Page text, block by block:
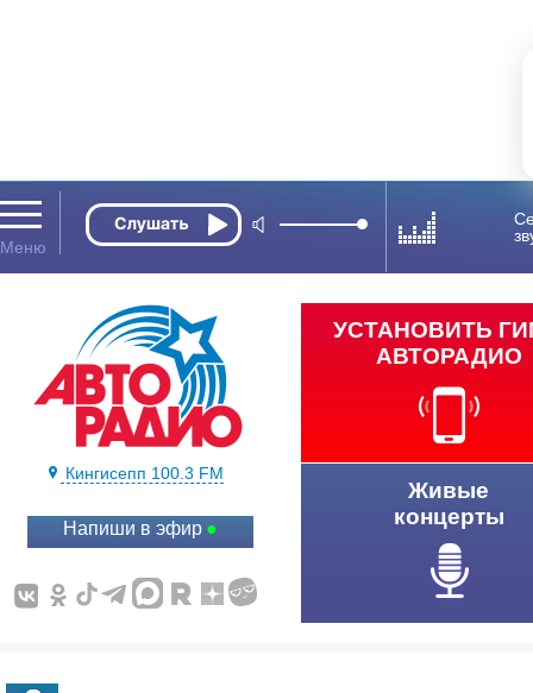
Кингисепп 100.3 FM
Напиши в эфир
УСТАНОВИТЬ
АВТОРАДИО
Живые
концерты